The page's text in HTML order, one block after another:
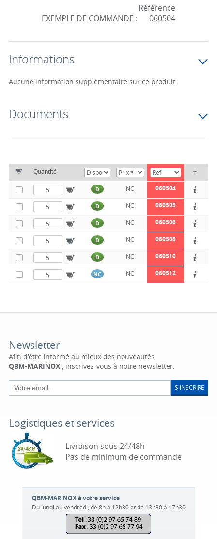
EXEMPLE DE COMMANDE :
Référence
060504
Informations
Aucune information supplémentaire sur ce produit.
Documents
Quantité +
D NC 060504
D NC 060505
D NC 060506
D NC 060508
D NC 060510
NC NC 060512
Newsletter
Afin d'être informé au mieux des nouveautés
QBM-MARINOX, inscrivez-vous à notre newsletter.
S'INSCRIRE
Logistiques et services
Livraison sous 24/48h
Pas de minimum de commande
QBM-MARINOX à votre service
Du lundi au vendredi, de 8h à 12h30 et de 13h30 à 17h30